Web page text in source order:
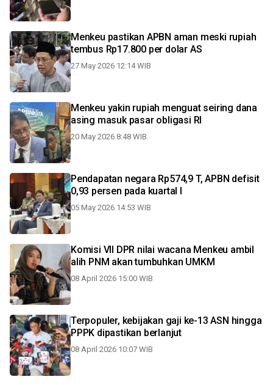
Menkeu pastikan APBN aman meski rupiah
tembus Rp17.800 per dolar AS
27 May 2026 12:14 WIB
Menkeu yakin rupiah menguat seiring dana
asing masuk pasar obligasi RI
20 May 2026 8:48 WIB
Pendapatan negara Rp574,9 T, APBN defisit
0,93 persen pada kuartal I
05 May 2026 14:53 WIB
Komisi VII DPR nilai wacana Menkeu ambil
alih PNM akan tumbuhkan UMKM
08 April 2026 15:00 WIB
Terpopuler, kebijakan gaji ke-13 ASN hingga
PPPK dipastikan berlanjut
08 April 2026 10:07 WIB